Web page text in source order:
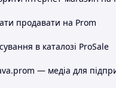
продавати на Prom
в каталозі ProSale
— медіа для